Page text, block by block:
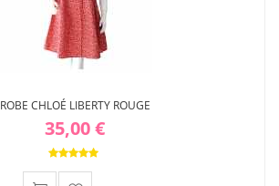
ROBE CHLOÉ LIBERTY ROUGE
35,00 €